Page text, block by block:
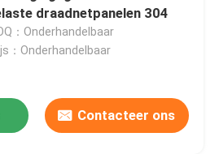
draadnetpanelen 304
：Onderhandelbaar
：Onderhandelbaar
Contacteer ons
De Transportband de Versterkte SS van het Vloeistaalmetaal Transportband van de Kettingsverbinding